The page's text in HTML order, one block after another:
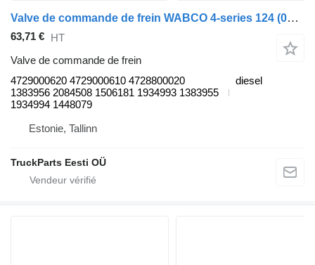
Valve de commande de frein WABCO 4-series 124 (01.95-12.04) 4729000620 pour tracteur routier Scania 4-series (1995-2006)
63,71 € HT
Valve de commande de frein
4729000620 4729000610 4728800020
1383956 2084508 1506181 1934993 1383955
1934994 1448079
diesel
Estonie, Tallinn
TruckParts Eesti OÜ